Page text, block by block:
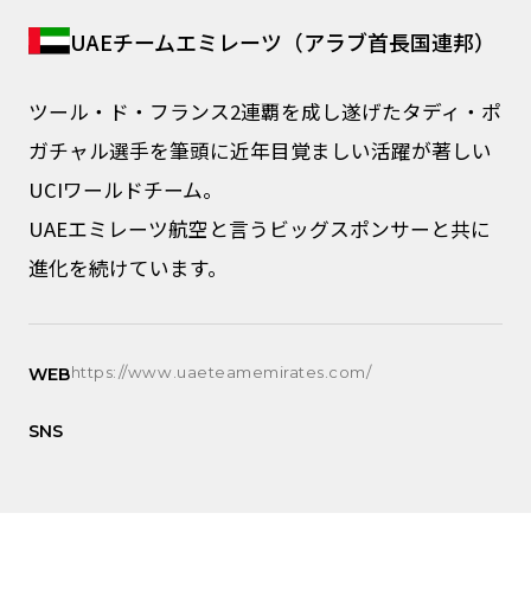
UAEチームエミレーツ（アラブ首長国連邦）
ツール・ド・フランス2連覇を成し遂げたタディ・ポ
ガチャル選手を筆頭に近年目覚ましい活躍が著しい
UCIワールドチーム。
UAEエミレーツ航空と言うビッグスポンサーと共に
進化を続けています。
WEBhttps://www.uaeteamemirates.com/
SNS